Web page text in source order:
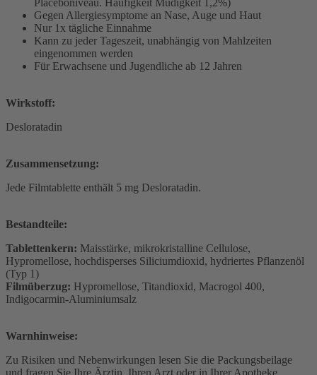
Gegen Allergiesymptome an Nase, Auge und Haut
Nur 1x tägliche Einnahme
Kann zu jeder Tageszeit, unabhängig von Mahlzeiten
eingenommen werden
Für Erwachsene und Jugendliche ab 12 Jahren
Wirkstoff:
Desloratadin
Zusammensetzung:
Jede Filmtablette enthält 5 mg Desloratadin.
Bestandteile:
Tablettenkern: Maisstärke, mikrokristalline Cellulose,
Hypromellose, hochdisperses Siliciumdioxid, hydriertes Pflanzenöl
(Typ 1)
Filmüberzug: Hypromellose, Titandioxid, Macrogol 400,
Indigocarmin-Aluminiumsalz
Warnhinweise:
Zu Risiken und Nebenwirkungen lesen Sie die Packungsbeilage
und fragen Sie Ihre Ärztin, Ihren Arzt oder in Ihrer Apotheke